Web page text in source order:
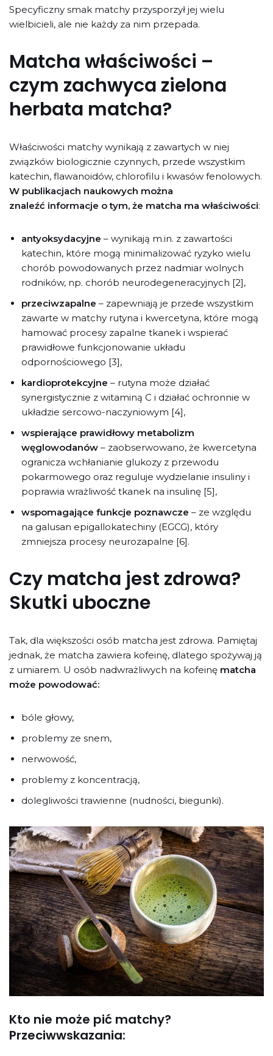
Specyficzny smak matchy przysporzył jej wielu
wielbicieli, ale nie każdy za nim przepada.
Matcha właściwości –
czym zachwyca zielona
herbata matcha?
Właściwości matchy wynikają z zawartych w niej
związków biologicznie czynnych, przede wszystkim
katechin, flawanoidów, chlorofilu i kwasów fenolowych.
W publikacjach naukowych można
znaleźć informacje o tym, że matcha ma właściwości:
antyoksydacyjne – wynikają m.in. z zawartości
katechin, które mogą minimalizować ryzyko wielu
chorób powodowanych przez nadmiar wolnych
rodników, np. chorób neurodegeneracyjnych [2],
przeciwzapalne – zapewniają je przede wszystkim
zawarte w matchy rutyna i kwercetyna, które mogą
hamować procesy zapalne tkanek i wspierać
prawidłowe funkcjonowanie układu
odpornościowego [3],
kardioprotekcyjne – rutyna może działać
synergistycznie z witaminą C i działać ochronnie w
układzie sercowo-naczyniowym [4],
wspierające prawidłowy metabolizm
węglowodanów – zaobserwowano, że kwercetyna
ogranicza wchłanianie glukozy z przewodu
pokarmowego oraz reguluje wydzielanie insuliny i
poprawia wrażliwość tkanek na insulinę [5],
wspomagające funkcje poznawcze – ze względu
na galusan epigallokatechiny (EGCG), który
zmniejsza procesy neurozapalne [6].
Czy matcha jest zdrowa?
Skutki uboczne
Tak, dla większości osób matcha jest zdrowa. Pamiętaj
jednak, że matcha zawiera kofeinę, dlatego spożywaj ją
z umiarem. U osób nadwrażliwych na kofeinę matcha
może powodować:
bóle głowy,
problemy ze snem,
nerwowość,
problemy z koncentracją,
dolegliwości trawienne (nudności, biegunki).
Kto nie może pić matchy?
Przeciwwskazania: